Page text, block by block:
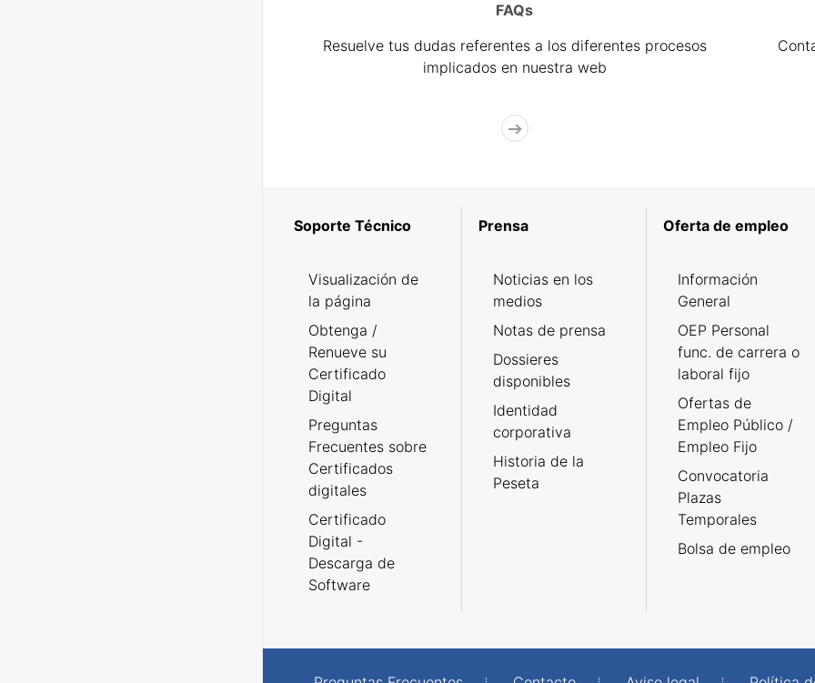
FAQs
Resuelve tus dudas referentes a los diferentes procesos
implicados en nuestra web
Soporte Técnico
Visualización de
la página
Obtenga /
Renueve su
Certificado
Digital
Preguntas
Frecuentes sobre
Certificados
digitales
Certificado
Digital -
Descarga de
Software
Prensa
Noticias en los
medios
Notas de prensa
Dossieres
disponibles
Identidad
corporativa
Historia de la
Peseta
Oferta de empleo
Información
General
OEP Personal
func. de carrera o
laboral fijo
Ofertas de
Empleo Público /
Empleo Fijo
Convocatoria
Plazas
Temporales
Bolsa de empleo